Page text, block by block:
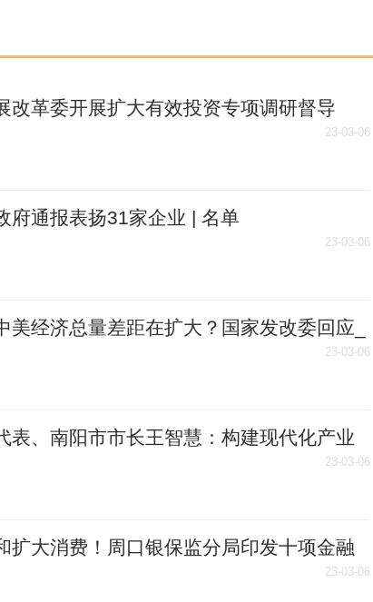
改革委开展扩大有效投资专项调研督导
23-03-06
府通报表扬31家企业 | 名单
23-03-06
美经济总量差距在扩大？国家发改委回应_
23-03-06
表、南阳市市长王智慧：构建现代化产业
资讯
23-03-06
扩大消费！周口银保监分局印发十项金融
息
23-03-06